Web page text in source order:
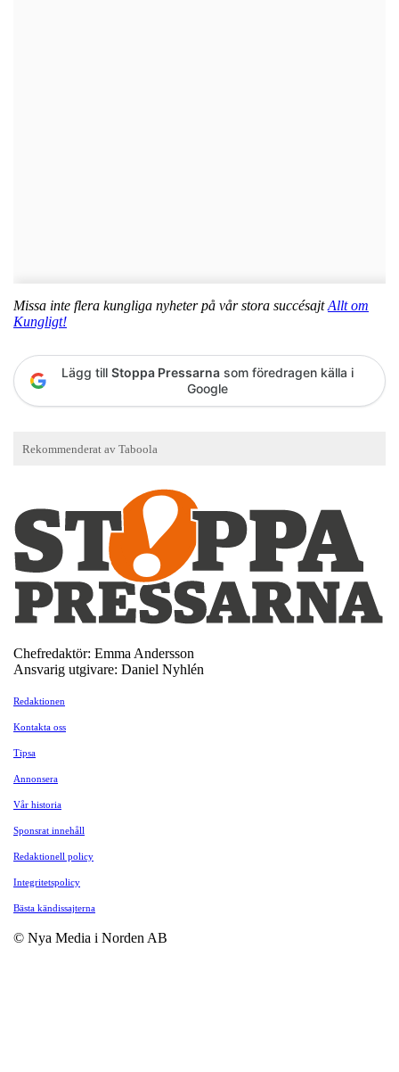
Missa inte flera kungliga nyheter på vår stora succésajtAllt om
Kungligt!
Lägg till Stoppa Pressarna som föredragen källa i
Google
Chefredaktör: Emma Andersson
Ansvarig utgivare: Daniel Nyhlén
Redaktionen
Kontakta oss
Tipsa
Annonsera
Vår historia
Sponsrat innehåll
Redaktionell policy
Integritetspolicy
Bästa kändissajterna
© Nya Media i Norden AB